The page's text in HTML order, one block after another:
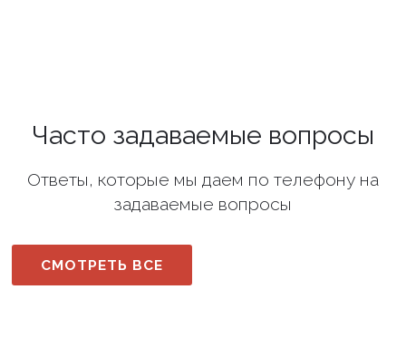
Часто задаваемые вопросы
Ответы, которые мы даем по телефону на
задаваемые вопросы
СМОТРЕТЬ ВСЕ